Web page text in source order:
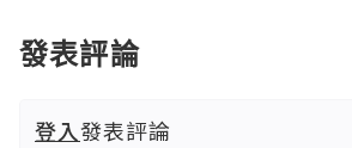
發表評論
登入發表評論